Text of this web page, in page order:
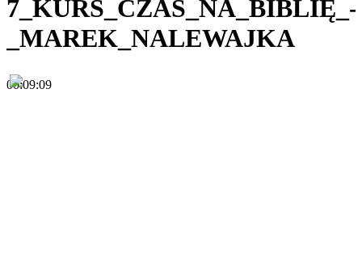
7_KURS_CZAS_NA_BIBLIĘ_-
_MAREK_NALEWAJKA
00:09:09